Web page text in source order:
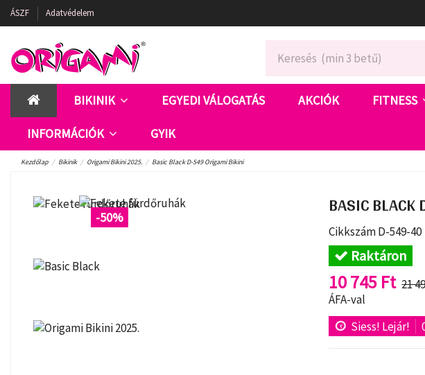
ÁSZF Adatvédelem
BIKINIK EGYEDI VÁLOGATÁS AKCIÓK FITNESS
INFORMÁCIÓK GYIK
Kezdőlap Bikinik Origami Bikini 2025. Basic Black D-549 Origami Bikini
-50% BASIC
CikkszámD-549-40
Raktáron
10 745 Ft 21
ÁFA-val
Siess! Lejár!